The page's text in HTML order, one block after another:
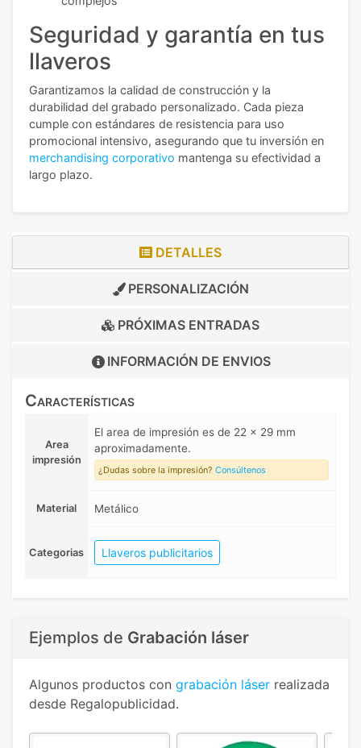
Seguridad y garantía en tus
llaveros
Garantizamos la calidad de construcción y la
durabilidad del grabado personalizado. Cada pieza
cumple con estándares de resistencia para uso
promocional intensivo, asegurando que tu inversión en
merchandising corporativo mantenga su efectividad a
largo plazo.
DETALLES
PERSONALIZACIÓN
PRÓXIMAS ENTRADAS
INFORMACIÓN DE ENVIOS
Características
Area
impresión
El area de impresión es de 22 x 29 mm
aproximadamente.
¿Dudas sobre la impresión? Consúltenos
Material Metálico
Categorias Llaveros publicitarios
Ejemplos de Grabación láser
Algunos productos con grabación láser realizada
desde Regalopublicidad.